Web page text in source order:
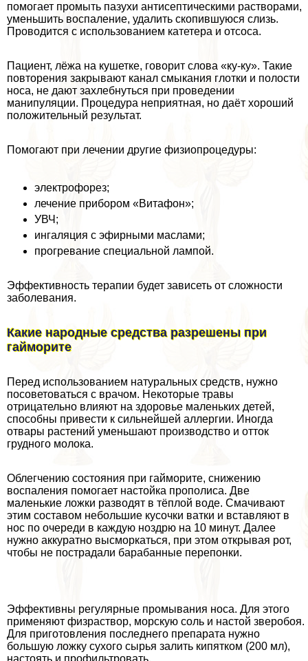
помогает промыть пазухи антисептическими растворами,
уменьшить воспаление, удалить скопившуюся слизь.
Проводится с использованием катетера и oтcocа.
Пациент, лёжа на кушетке, говорит слова «ку-ку». Такие
повторения закрывают канал смыкания глотки и полости
носа, не дают захлебнуться при проведении
манипуляции. Процедypa неприятная, но даёт хороший
положительный результат.
Помогают при лечении другие физиопроцедуры:
электрофорез;
лечение прибором «Витафон»;
УВЧ;
ингаляция с эфирными маслами;
прогревание специальной лампой.
Эффективность терапии будет зависеть от сложности
заболевания.
Какие народные средства разрешены при
гайморите
Перед использованием натуральных средств, нужно
посоветоваться с врачом. Некоторые травы
отрицательно влияют на здоровье маленьких детей,
способны привести к сильнейшей аллергии. Иногда
отвары растений уменьшают производство и отток
грудного молока.
Облегчению состояния при гайморите, снижению
воспаления помогает настойка прополиса. Две
маленькие ложки разводят в тёплой воде. Смачивают
этим составом небольшие кусочки ватки и вставляют в
нос по очереди в каждую ноздрю на 10 минут. Далее
нужно аккуратно высморкаться, при этом открывая рот,
чтобы не пострадали баpaбанные перепонки.
Эффективны регулярные промывания носа. Для этого
применяют физраствор, морскую соль и настой зверобоя.
Для приготовления последнего препарата нужно
большую ложку сухого сырья залить кипятком (200 мл),